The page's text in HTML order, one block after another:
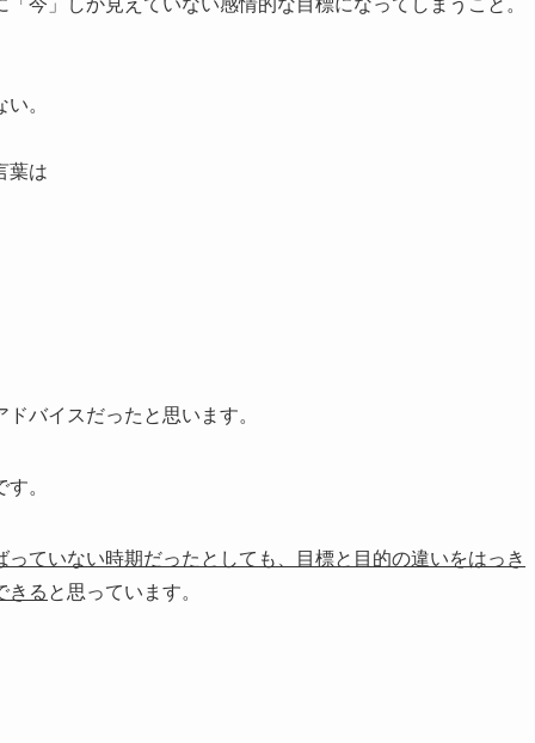
。
葉は
バイスだったと思います。
。
ていない時期だったとしても、目標と目的の違いをはっき
きると思っています。